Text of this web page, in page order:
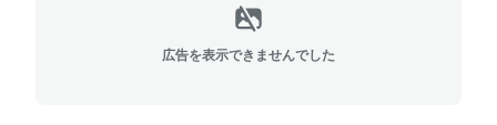
広告を表示できませんでした